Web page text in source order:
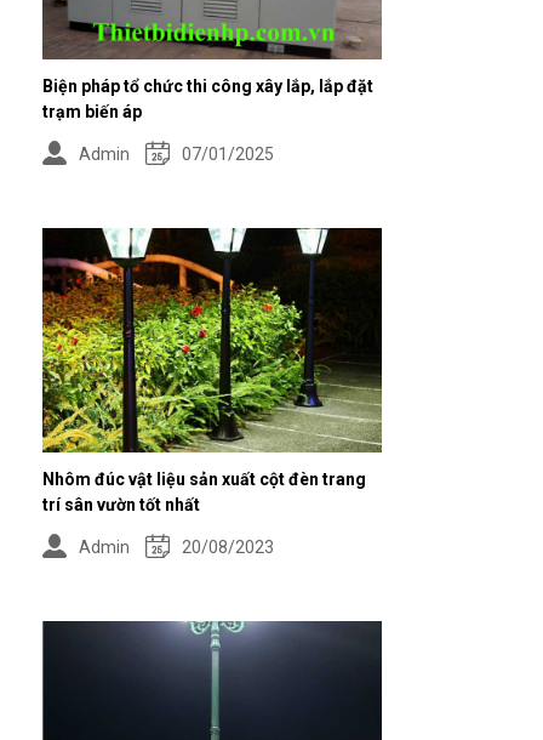
Biện pháp tổ chức thi công xây lắp, lắp đặt
trạm biến áp
Admin 07/01/2025
Nhôm đúc vật liệu sản xuất cột đèn trang
trí sân vườn tốt nhất
Admin 20/08/2023